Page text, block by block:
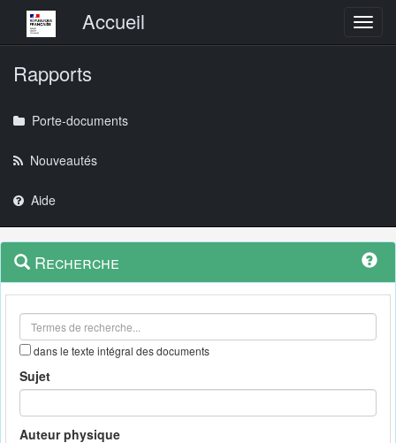
Menu principalAccueil
Rapports
Porte-documents
Nouveautés
Aide
Navigation
outils
Menu
contextuel
Recherche
dans le texte intégral des documents
Sujet
Auteur physique